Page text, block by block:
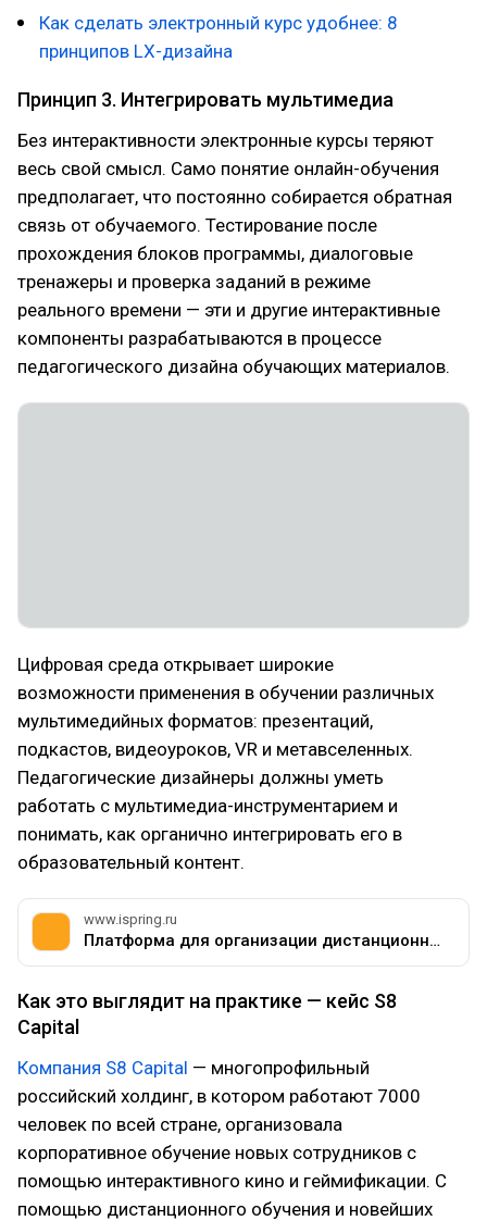
Как сделать электронный курс удобнее: 8
принципов LX-дизайна
Принцип 3. Интегрировать мультимедиа
Без интерактивности электронные курсы теряют
весь свой смысл. Само понятие онлайн-обучения
предполагает, что постоянно собирается обратная
связь от обучаемого. Тестирование после
прохождения блоков программы, диалоговые
тренажеры и проверка заданий в режиме
реального времени — эти и другие интерактивные
компоненты разрабатываются в процессе
педагогического дизайна обучающих материалов.
Цифровая среда открывает широкие
возможности применения в обучении различных
мультимедийных форматов: презентаций,
подкастов, видеоуроков, VR и метавселенных.
Педагогические дизайнеры должны уметь
работать с мультимедиа-инструментарием и
понимать, как органично интегрировать его в
образовательный контент.
www.ispring.ru
Платформа для организации дистанционного обучения iSpring Learn
Как это выглядит на практике — кейс S8
Capital
Компания S8 Capital — многопрофильный
российский холдинг, в котором работают 7000
человек по всей стране, организовала
корпоративное обучение новых сотрудников с
помощью интерактивного кино и геймификации. С
помощью дистанционного обучения и новейших